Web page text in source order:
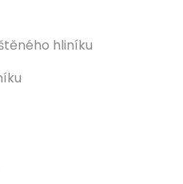
hliníku